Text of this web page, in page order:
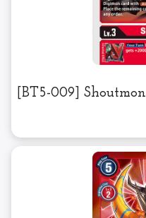
[BT5-009] Shoutmon